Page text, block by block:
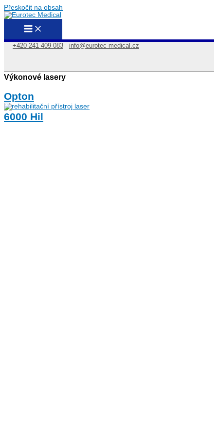
Přeskočit na obsah
+420 241 409 083 info@eurotec-medical.cz
Výkonové lasery
Opton
6000 Hil